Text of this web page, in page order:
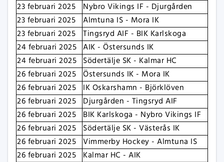
23 februari 2025
Nybro Vikings IF - Djurgården
23 februari 2025
Almtuna IS - Mora IK
23 februari 2025
Tingsryd AIF - BIK Karlskoga
24 februari 2025 AIK - Östersunds IK
24 februari 2025
Södertälje SK - Kalmar HC
26 februari 2025
Östersunds IK - Mora IK
26 februari 2025
IK Oskarshamn - Björklöven
26 februari 2025
Djurgården - Tingsryd AIF
26 februari 2025
BIK Karlskoga - Nybro Vikings IF
26 februari 2025
Södertälje SK - Västerås IK
26 februari 2025
Vimmerby Hockey - Almtuna IS
26 februari 2025
Kalmar HC - AIK